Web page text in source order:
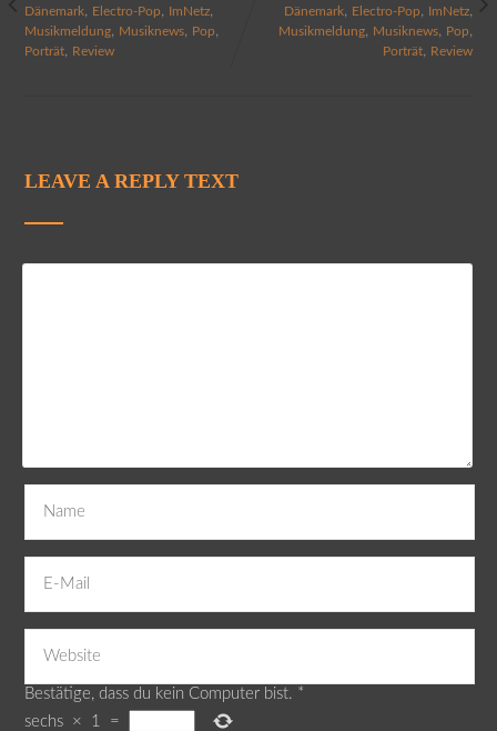
Dänemark, Electro-Pop ImNetz,
Musikmeldung, Musiknews, Pop
Porträt, Review
Dänemark Electro-Pop ImNetz
Musikmeldung Musiknews Pop
Porträt Review
LEAVE A REPLY TEXT
Bestätige, dass du kein Computer bist. *
sechs
× 1 =